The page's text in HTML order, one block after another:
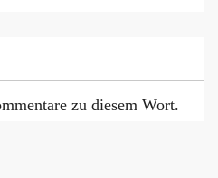
zu diesem Wort.